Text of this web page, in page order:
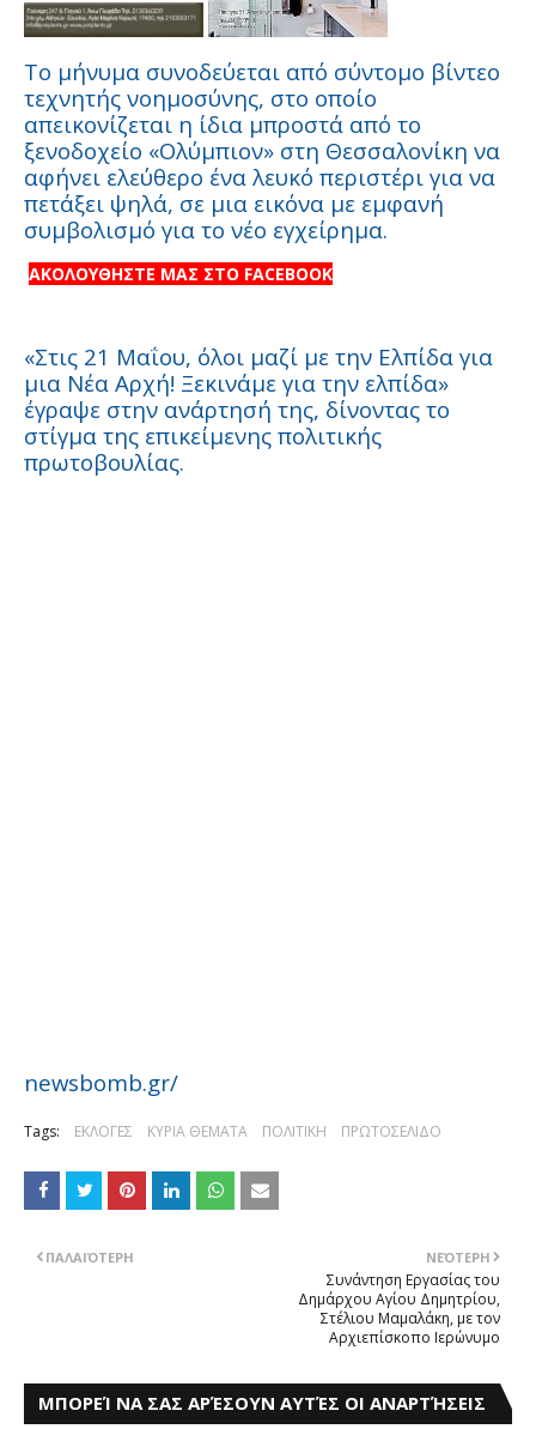
Το μήνυμα συνοδεύεται από σύντομο βίντεο
τεχνητής νοημοσύνης, στο οποίο
απεικονίζεται η ίδια μπροστά από το
ξενοδοχείο «Ολύμπιον» στη Θεσσαλονίκη να
αφήνει ελεύθερο ένα λευκό περιστέρι για να
πετάξει ψηλά, σε μια εικόνα με εμφανή
συμβολισμό για το νέο εγχείρημα.
ΑΚΟΛΟΥΘΗΣΤΕ ΜΑΣ ΣΤΟ FACEBOOK
«Στις 21 Μαΐου, όλοι μαζί με την Ελπίδα για
μια Νέα Αρχή! Ξεκινάμε για την ελπίδα»
έγραψε στην ανάρτησή της, δίνοντας το
στίγμα της επικείμενης πολιτικής
πρωτοβουλίας.
newsbomb.gr/
Tags: ΕΚΛΟΓΕΣ ΚΥΡΙΑ ΘΕΜΑΤΑ ΠΟΛΙΤΙΚΗ ΠΡΩΤΟΣΕΛΙΔΟ
ΝΕΌΤΕΡΗ
Συνάντηση Eργασίας του
Δημάρχου Αγίου Δημητρίου,
Στέλιου Mαμαλάκη, με τον
Aρχιεπίσκοπο Iερώνυμο
ΠΑΛΑΙΌΤΕΡΗ
ΜΠΟΡΕΊ ΝΑ ΣΑΣ ΑΡΈΣΟΥΝ ΑΥΤΈΣ ΟΙ ΑΝΑΡΤΉΣΕΙΣ